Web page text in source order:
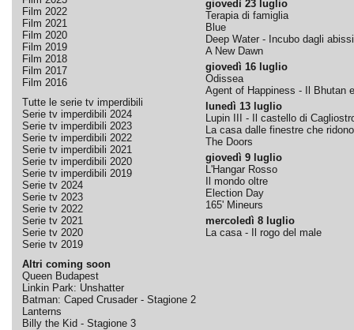
Film 2022
Film 2021
Film 2020
Film 2019
Film 2018
Film 2017
Film 2016
Tutte le serie tv imperdibili
Serie tv imperdibili 2024
Serie tv imperdibili 2023
Serie tv imperdibili 2022
Serie tv imperdibili 2021
Serie tv imperdibili 2020
Serie tv imperdibili 2019
Serie tv 2024
Serie tv 2023
Serie tv 2022
Serie tv 2021
Serie tv 2020
Serie tv 2019
Altri coming soon
Queen Budapest
Linkin Park: Unshatter
Batman: Caped Crusader - Stagione 2
Lanterns
Billy the Kid - Stagione 3
giovedì 23 luglio
Terapia di famiglia
Blue
Deep Water - Incubo dagli abissi
A New Dawn
giovedì 16 luglio
Odissea
Agent of Happiness - Il Bhutan
lunedì 13 luglio
Lupin III - Il castello di
La casa dalle finestre che ridono
The Doors
giovedì 9 luglio
L'Hangar Rosso
Il mondo oltre
Election Day
165' Mineurs
mercoledì 8 luglio
La casa - Il rogo del male